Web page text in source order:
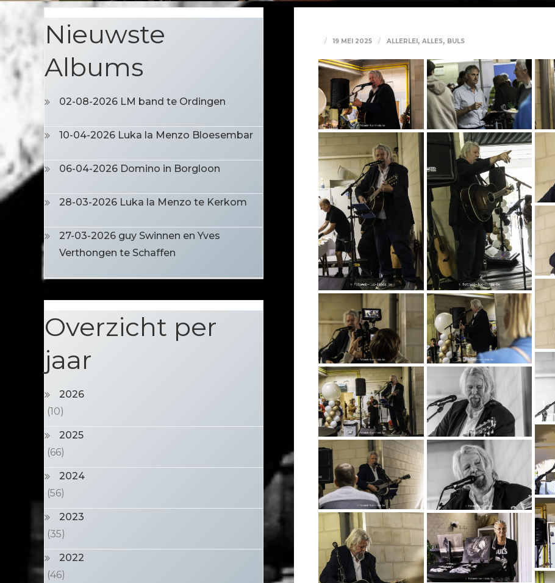
19 MEI 2025 ALLERLEI, ALLES, BULS
Nieuwste
Albums
02-08-2026 LM band te Ordingen
10-04-2026 Luka la Menzo Bloesembar
06-04-2026 Domino in Borgloon
28-03-2026 Luka la Menzo te Kerkom
27-03-2026 guy Swinnen en Yves
Verthongen te Schaffen
Overzicht per
jaar
2026
(10)
2025
(66)
2024
(56)
2023
(35)
2022
(46)